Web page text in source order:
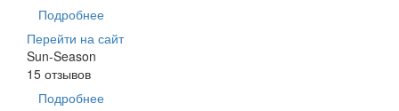
Подробнее
Перейти на сайт
Sun-Season
15 отзывов
Подробнее